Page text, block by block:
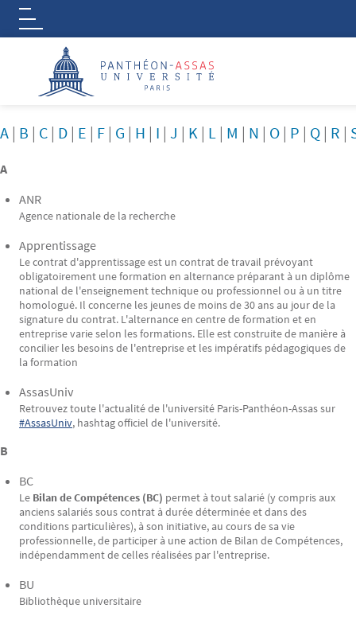
Logo
A | B | C | D | E | F | G | H | I | J | K | L | M | N | O | P | Q | R |
A
ANR
Agence nationale de la recherche
Apprentissage
Le contrat d'apprentissage est un contrat de travail prévoyant
obligatoirement une formation en alternance préparant à un diplôme
national de l'enseignement technique ou professionnel ou à un titre
homologué. Il concerne les jeunes de moins de 30 ans au jour de la
signature du contrat. L'alternance en centre de formation et en
entreprise varie selon les formations. Elle est construite de manière à
concilier les besoins de l'entreprise et les impératifs pédagogiques de
la formation
AssasUniv
Retrouvez toute l'actualité de l'université Paris-Panthéon-Assas sur
#AssasUniv, hashtag officiel de l'université.
B
BC
Le Bilan de Compétences (BC) permet à tout salarié (y compris aux
anciens salariés sous contrat à durée déterminée et dans des
conditions particulières), à son initiative, au cours de sa vie
professionnelle, de participer à une action de Bilan de Compétences,
indépendamment de celles réalisées par l'entreprise.
BU
Bibliothèque universitaire